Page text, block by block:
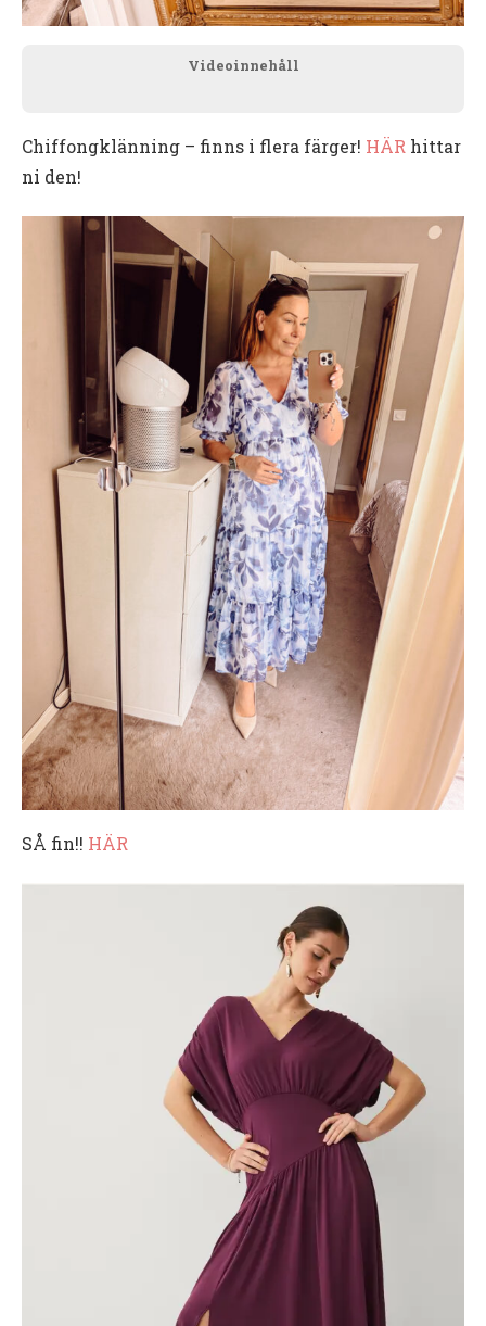
Videoinnehåll
Chiffongklänning – finns i flera färger! HÄR hittar
ni den!
SÅ fin!! HÄR